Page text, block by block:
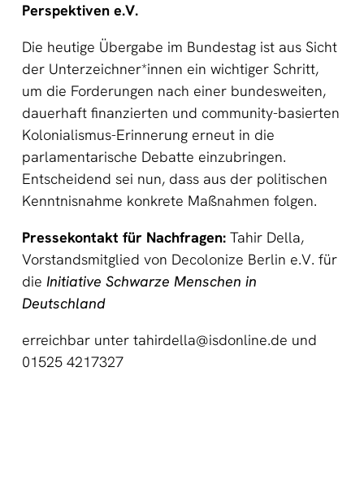
Perspektiven e.V.
Die heutige Übergabe im Bundestag ist aus Sicht
der Unterzeichner*innen ein wichtiger Schritt,
um die Forderungen nach einer bundesweiten,
dauerhaft finanzierten und community-basierten
Kolonialismus-Erinnerung erneut in die
parlamentarische Debatte einzubringen.
Entscheidend sei nun, dass aus der politischen
Kenntnisnahme konkrete Maßnahmen folgen.
Pressekontakt für Nachfragen: Tahir Della,
Vorstandsmitglied von Decolonize Berlin e.V. für
die Initiative Schwarze Menschen in
Deutschland
erreichbar unter tahirdella@isdonline.de und
01525 4217327